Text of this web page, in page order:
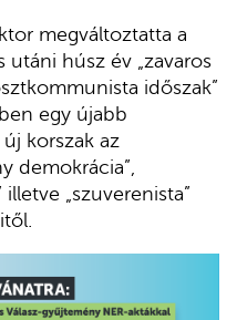
megváltoztatta a
húsz év „zavaros
időszak”
egy újabb
korszak az
demokrácia”,
„szuverenista”